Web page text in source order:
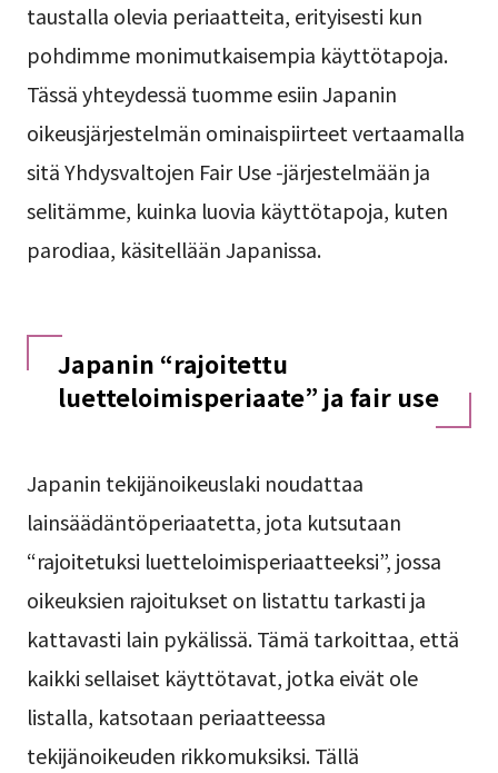
taustalla olevia periaatteita, erityisesti kun
pohdimme monimutkaisempia käyttötapoja.
Tässä yhteydessä tuomme esiin Japanin
oikeusjärjestelmän ominaispiirteet vertaamalla
sitä Yhdysvaltojen Fair Use -järjestelmään ja
selitämme, kuinka luovia käyttötapoja, kuten
parodiaa, käsitellään Japanissa.
Japanin “rajoitettu
luetteloimisperiaate” ja fair use
Japanin tekijänoikeuslaki noudattaa
lainsäädäntöperiaatetta, jota kutsutaan
“rajoitetuksi luetteloimisperiaatteeksi”, jossa
oikeuksien rajoitukset on listattu tarkasti ja
kattavasti lain pykälissä. Tämä tarkoittaa, että
kaikki sellaiset käyttötavat, jotka eivät ole
listalla, katsotaan periaatteessa
tekijänoikeuden rikkomuksiksi. Tällä